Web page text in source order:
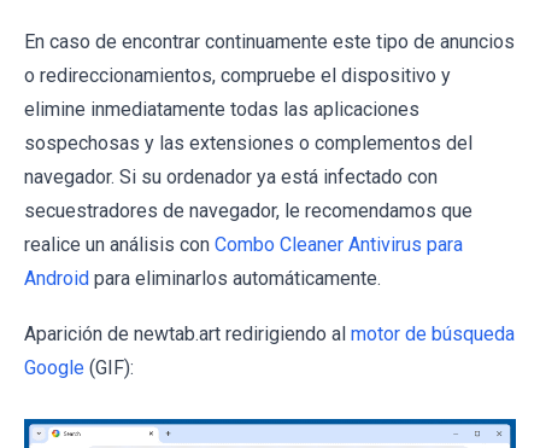
En caso de encontrar continuamente este tipo de anuncios
o redireccionamientos, compruebe el dispositivo y
elimine inmediatamente todas las aplicaciones
sospechosas y las extensiones o complementos del
navegador. Si su ordenador ya está infectado con
secuestradores de navegador, le recomendamos que
realice un análisis con Combo Cleaner Antivirus para
Android para eliminarlos automáticamente.
Aparición de newtab.art redirigiendo al motor de búsqueda
Google (GIF):